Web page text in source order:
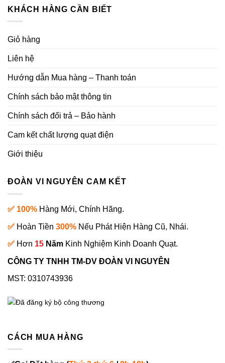
KHÁCH HÀNG CẦN BIẾT
Giỏ hàng
Liên hệ
Hướng dẫn Mua hàng – Thanh toán
Chính sách bảo mật thông tin
Chính sách đổi trả – Bảo hành
Cam kết chất lượng quạt điện
Giới thiệu
ĐOÀN VI NGUYÊN CAM KẾT
✅ 100% Hàng Mới, Chính Hãng.
✅ Hoàn Tiền 300% Nếu Phát Hiện Hàng Cũ, Nhái.
✅ Hơn 15 Năm Kinh Nghiệm Kinh Doanh Quạt.
CÔNG TY TNHH TM-DV ĐOÀN VI NGUYÊN
MST: 0310743936
CÁCH MUA HÀNG